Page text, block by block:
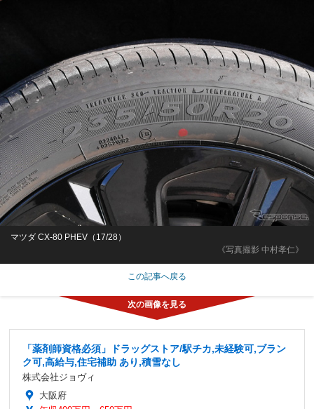
《写真撮影 中村孝仁》
マツダ CX-80 PHEV（17/28）
この記事へ戻る
「薬剤師資格必須」ドラッグストア/駅チカ,未経験可,ブラン
ク可,高給与,住宅補助 あり,積雪なし
株式会社ジョヴィ
大阪府